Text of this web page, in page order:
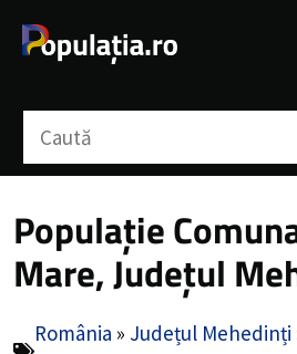
Populație
Mare, Județul
România » Județul Mehedinți